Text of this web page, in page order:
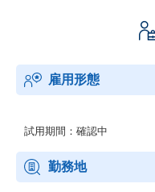
雇用形態
試用期間：確認中
勤務地